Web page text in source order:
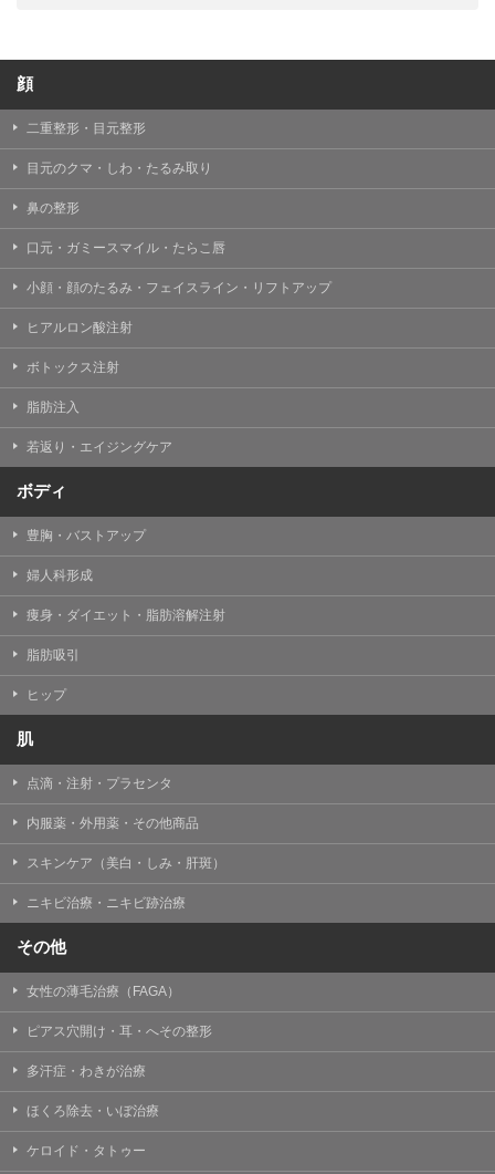
TCBグループは、個人情報保護法その他の法令により認
められる場合を除き、患者様の同意なしに、取得情報を
ん。
【個人情報の開示・訂正・利用停止について】
TCBグループは、本人の申し出により個人情報に関する
開示、訂正、更新、削除、利用停止その他お問い合わせ
について、これを適切に対応します。
【Cookie(クッキー)について】
Cookieは、一般的にインターネット閲覧を行う際、又は
の閲覧情報を記憶させておく機能です。
TCBグループでは、Cookie及び類似技術を使用して収集
を分析し、パフォーマンス改善や、WEBサイトを通じて
提供するサービスの向上・改善のため、Cookieを使用す
ることがあります。ご使用のブラウザによりCookieを無
ジが正しく表示されなくなる場合がありますのでご留意
ください。
TCBグループが運営するWEBサイトでは、アクセスログ
として患者様の履歴情報をサーバ上に記録しています。
アクセスログはWEBサイトの保守管理や利用状況に関す
る統計分析のために使用されます。それ以外の目的で使
用されることはありません。
事業上の必要性等に応じて、改定される場合がありま
す。
掲載したときをもって効力を生じるものとします。
顔
二重整形・目元整形
目元のクマ・しわ・たるみ取り
鼻の整形
口元・ガミースマイル・たらこ唇
小顔・顔のたるみ・フェイスライン・リフトアップ
ヒアルロン酸注射
ボトックス注射
脂肪注入
若返り・エイジングケア
ボディ
豊胸・バストアップ
婦人科形成
痩身・ダイエット・脂肪溶解注射
脂肪吸引
ヒップ
肌
点滴・注射・プラセンタ
内服薬・外用薬・その他商品
スキンケア（美白・しみ・肝斑）
ニキビ治療・ニキビ跡治療
その他
女性の薄毛治療（FAGA）
ピアス穴開け・耳・へその整形
多汗症・わきが治療
ほくろ除去・いぼ治療
ケロイド・タトゥー